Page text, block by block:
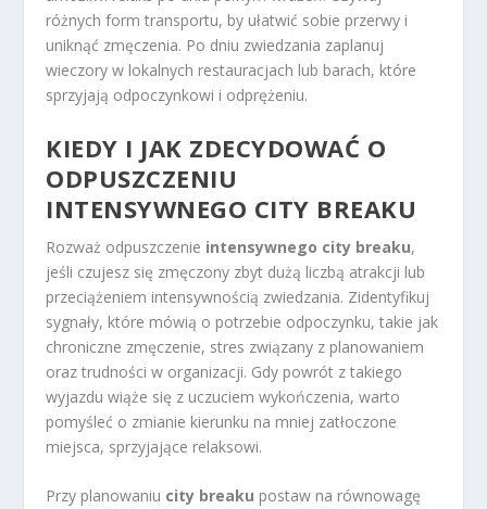
różnych form transportu, by ułatwić sobie przerwy i
uniknąć zmęczenia. Po dniu zwiedzania zaplanuj
wieczory w lokalnych restauracjach lub barach, które
sprzyjają odpoczynkowi i odprężeniu.
KIEDY I JAK ZDECYDOWAĆ O
ODPUSZCZENIU
INTENSYWNEGO CITY BREAKU
Rozważ odpuszczenie intensywnego city breaku,
jeśli czujesz się zmęczony zbyt dużą liczbą atrakcji lub
przeciążeniem intensywnością zwiedzania. Zidentyfikuj
sygnały, które mówią o potrzebie odpoczynku, takie jak
chroniczne zmęczenie, stres związany z planowaniem
oraz trudności w organizacji. Gdy powrót z takiego
wyjazdu wiąże się z uczuciem wykończenia, warto
pomyśleć o zmianie kierunku na mniej zatłoczone
miejsca, sprzyjające relaksowi.
Przy planowaniu city breaku postaw na równowagę